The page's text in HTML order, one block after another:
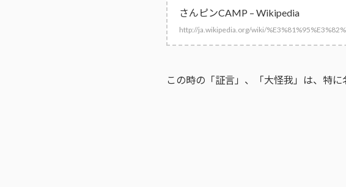
さんピンCAMP – Wikipedia
http://ja.wikipedia.org/wiki/
この時の「証言」、「大怪我」は、特に